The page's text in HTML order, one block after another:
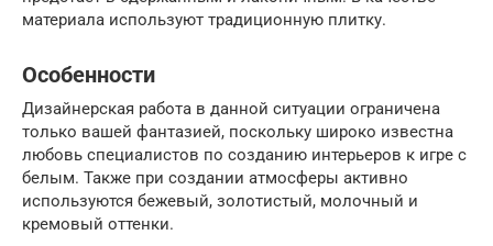
материала используют традиционную плитку.
Особенности
Дизайнерская работа в данной ситуации ограничена
только вашей фантазией, поскольку широко известна
любовь специалистов по созданию интерьеров к игре с
белым. Также при создании атмосферы активно
используются бежевый, золотистый, молочный и
кремовый оттенки.